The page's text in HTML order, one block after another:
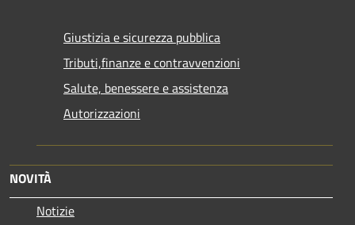
Giustizia e sicurezza pubblica
Tributi,finanze e contravvenzioni
Salute, benessere e assistenza
Autorizzazioni
NOVITÀ
Notizie